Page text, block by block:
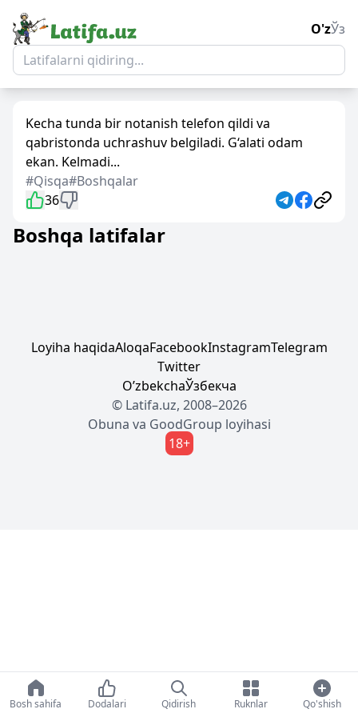
O'zЎз
Kecha tunda bir notanish telefon qildi va
qabristonda uchrashuv belgiladi. G‘alati odam
ekan. Kelmadi...
#Qisqa#Boshqalar
36
Boshqa latifalar
Loyiha haqidaAloqaFacebookInstagramTelegram
Twitter
OʼzbekchaЎзбекча
© Latifa.uz, 2008–2026
Obuna va GoodGroup loyihasi
18+
Bosh sahifa Dodalari Qidirish Ruknlar Qo'shish